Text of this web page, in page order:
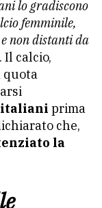
lo gradiscono
femminile,
non distanti da
Il calcio,
quota
italiani prima
che,
la